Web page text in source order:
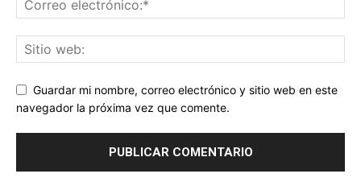
Guardar mi nombre, correo electrónico y sitio web en este
navegador la próxima vez que comente.